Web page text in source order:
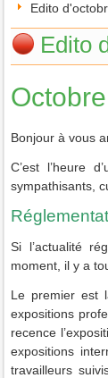
Edito
Edito
Bonjour à vous
C’est l’heure
sympathisants,
Si l’actualité
moment, il y a
Le premier est
expositions
recence
expositions
travailleurs